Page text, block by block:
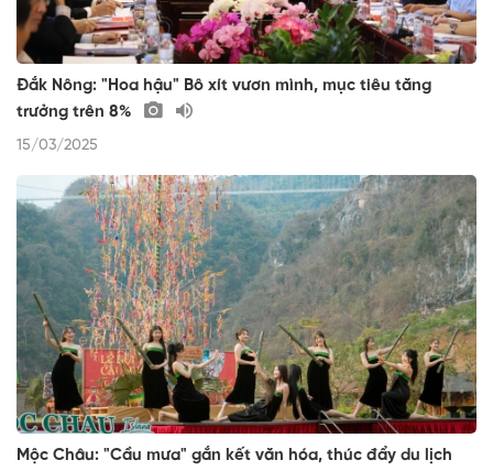
Đắk Nông: "Hoa hậu" Bô xít vươn mình, mục tiêu tăng
trưởng trên 8%
15/03/2025
Mộc Châu: "Cầu mưa" gắn kết văn hóa, thúc đẩy du lịch